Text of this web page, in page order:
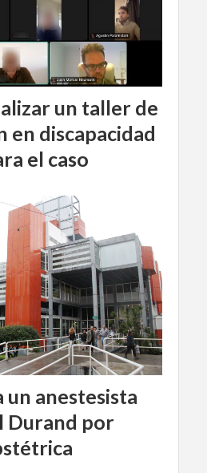
un taller de
en discapacidad
el caso
un anestesista
Durand por